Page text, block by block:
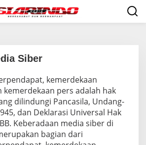
Siber
kemerdekaan
kemerdekaan pers adalah hak
dilindungi Pancasila, Undang-
dan Deklarasi Universal Hak
Keberadaan media siber di
bagian dari